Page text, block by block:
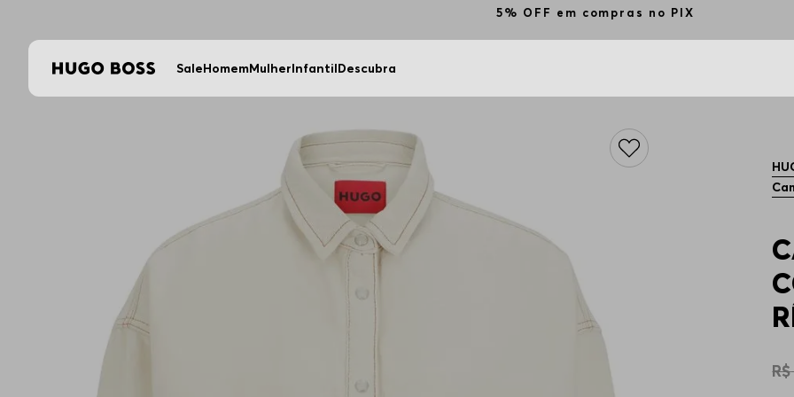
5% OFF em compras no PIX
SaleHomemMulherInfantilDescubra
R$